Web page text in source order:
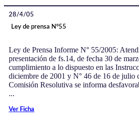
28/4/05
Ley de prensa N°55
Ley de Prensa Informe N° 55/2005:
presentación de fs.14, de fecha 30 de
cumplimiento a lo dispuesto en las
diciembre de 2001 y N° 46 de 16 de julio
Comisión Resolutiva se informa
...
Ver Ficha